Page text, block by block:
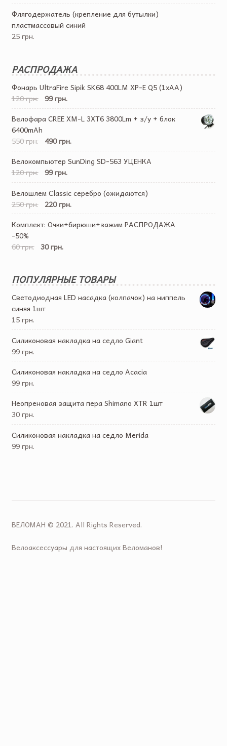
Флягодержатель (крепление для бутылки)
пластмассовый синий
25 грн.
РАСПРОДАЖА
Фонарь UltraFire Sipik SK68 400LM XP-E Q5 (1хАА)
120 грн. 99 грн.
Велофара CREE XM-L 3XT6 3800Lm + з/у + блок
6400mAh
550 грн.
490 грн.
Велокомпьютер SunDing SD-563 УЦЕНКА
120 грн. 99 грн.
Велошлем Classic серебро (ожидаются)
250 грн.
220 грн.
Комплект: Очки+бирюши+зажим РАСПРОДАЖА
-50%
60 грн. 30 грн.
ПОПУЛЯРНЫЕ ТОВАРЫ
Светодиодная LED насадка (колпачок) на ниппель
синяя 1шт
15 грн.
Силиконовая накладка на седло Giant
99 грн.
Силиконовая накладка на седло Acacia
99 грн.
Неопреновая защита пера Shimano XTR 1шт
30 грн.
Силиконовая накладка на седло Merida
99 грн.
ВЕЛОМАН © 2021. All Rights Reserved.
Велоаксессуары для настоящих Веломанов!